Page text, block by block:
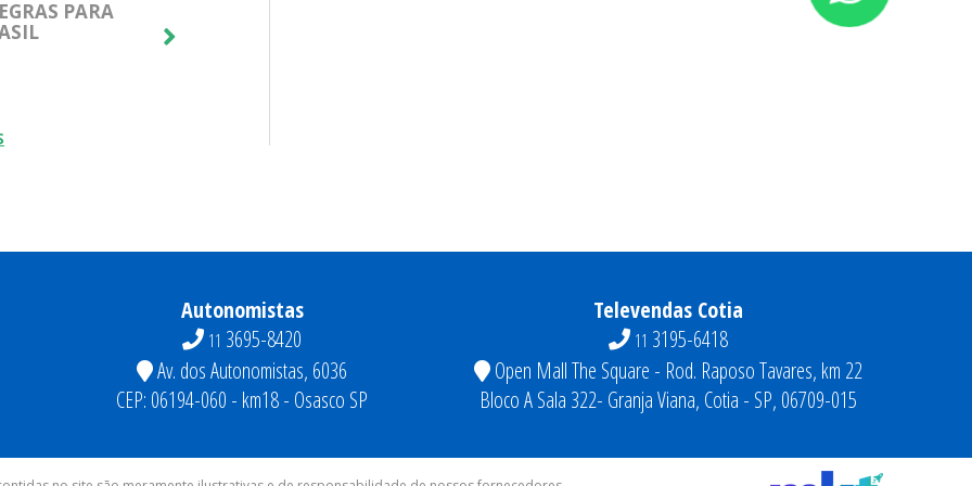
PARA
ILUMINE SEU GIARDINO GOLF COM A
03/12/2025
Autonomistas
11 3695-8420
Av. dos Autonomistas, 6036
CEP: 06194-060 - km18 - Osasco SP
Televendas Cotia
11 3195-6418
Open Mall The Square - Rod. Raposo Tavares, km 22
Bloco A Sala 322- Granja Viana, Cotia - SP, 06709-015